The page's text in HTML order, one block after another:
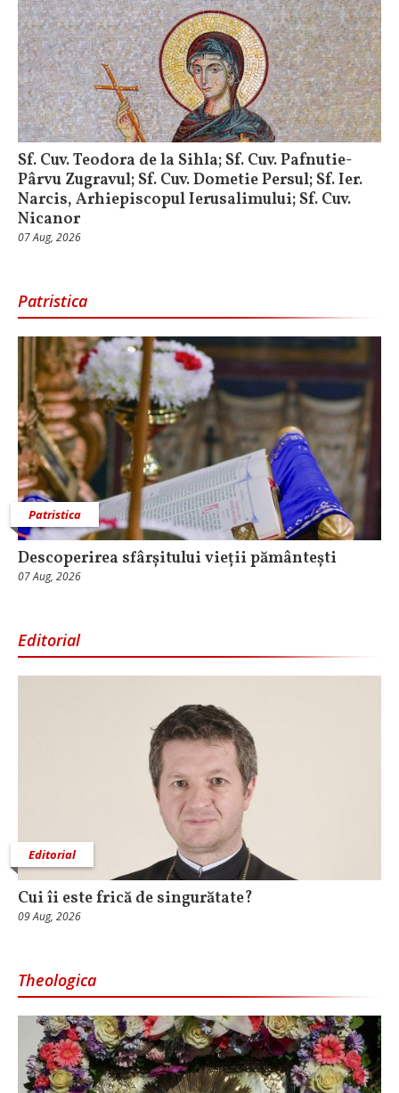
Sf. Cuv. Teodora de la Sihla; Sf. Cuv. Pafnutie-
Pârvu Zugravul; Sf. Cuv. Dometie Persul; Sf. Ier.
Narcis, Arhiepiscopul Ierusalimului; Sf. Cuv.
Nicanor
07 Aug, 2026
Patristica
Patristica
Descoperirea sfârșitului vieții pământești
07 Aug, 2026
Editorial
Editorial
Cui îi este frică de singurătate?
09 Aug, 2026
Theologica